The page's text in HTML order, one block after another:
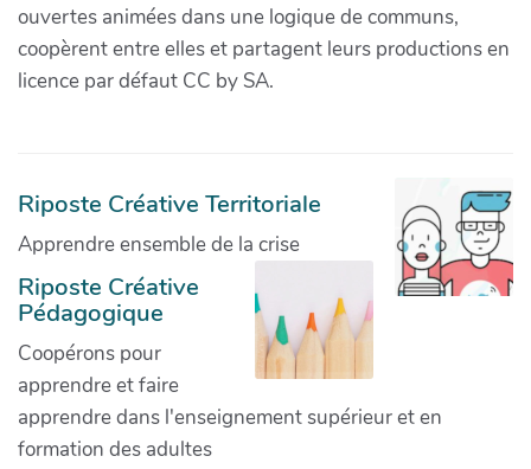
ouvertes animées dans une logique de communs,
coopèrent entre elles et partagent leurs productions en
licence par défaut CC by SA.
Riposte Créative Territoriale
Apprendre ensemble de la crise
Riposte Créative
Pédagogique
Coopérons pour
apprendre et faire
apprendre dans l'enseignement supérieur et en
formation des adultes